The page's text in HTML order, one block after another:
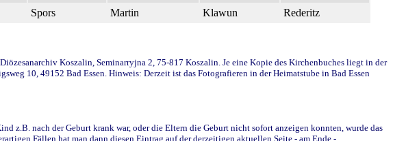
Spors Martin Klawun Rederitz
Koszalin, Seminarryjna 2, 75-817 Koszalin. Je eine Kopie des Kirchenbuches liegt in der
10, 49152 Bad Essen. Hinweis: Derzeit ist das Fotografieren in der Heimatstube in Bad Essen
z.B. nach der Geburt krank war, oder die Eltern die Geburt nicht sofort anzeigen konnten, wurde das
Fällen hat man dann diesen Eintrag auf der derzeitigen aktuellen Seite - am Ende -